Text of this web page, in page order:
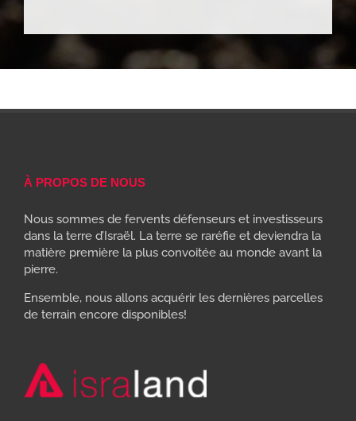
À PROPOS DE NOUS
Nous sommes de fervents défenseurs et investisseurs
dans la terre d’Israël. La terre se raréfie et deviendra la
matière première la plus convoitée au monde avant la
pierre.
Ensemble, nous allons acquérir les dernières parcelles
de terrain encore disponibles!